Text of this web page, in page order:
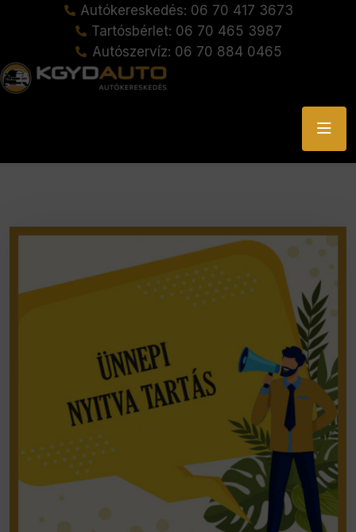
Autókereskedés: 06 70 417 3673
Tartósbérlet: 06 70 465 3987
Autószervíz: 06 70 884 0465